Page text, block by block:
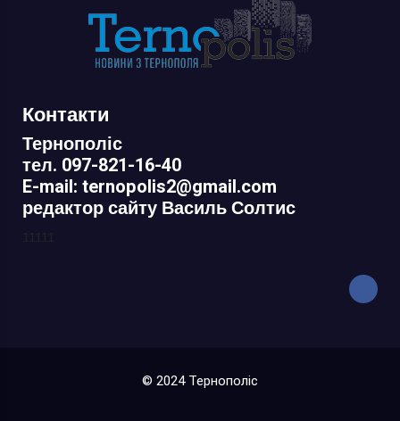
Контакти
Тернополіс
тел. 097-821-16-40
E-mail: ternopolis2@gmail.com
редактор сайту Василь Солтис
© 2024 Тернополіс